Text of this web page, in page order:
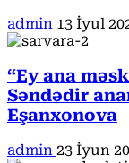
admin 13 İyul
“Ey ana
Səndədir
Eşanxonova
admin 23 İyun